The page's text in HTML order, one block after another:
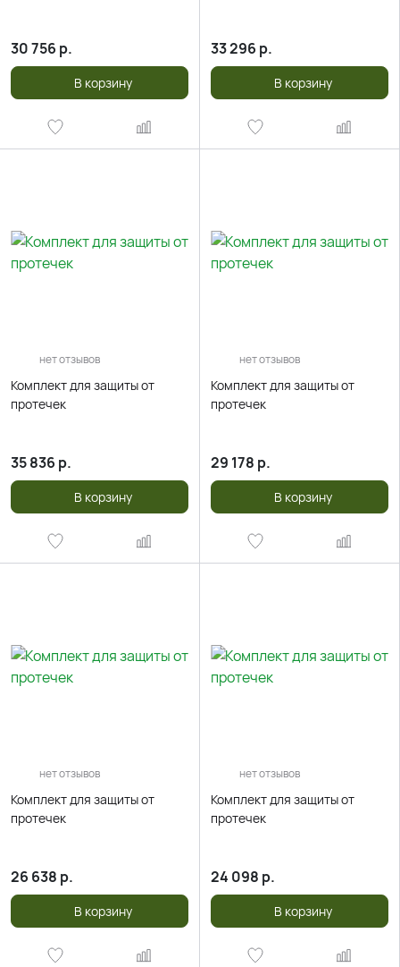
30 756 р.
В корзину
33 296 р.
В корзину
нет отзывов
Комплект для защиты от
протечек
35 836 р.
В корзину
нет отзывов
Комплект для защиты от
протечек
29 178 р.
В корзину
нет отзывов
Комплект для защиты от
протечек
26 638 р.
В корзину
нет отзывов
Комплект для защиты от
протечек
24 098 р.
В корзину